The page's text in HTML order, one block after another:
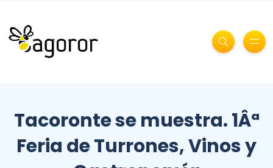
Tacoronte se muestra. 1Âª
Feria de Turrones, Vinos y